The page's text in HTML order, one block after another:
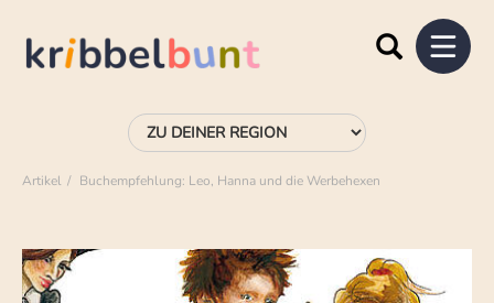
Artikel Buchempfehlung: Leo, Hanna und die Werbehexen